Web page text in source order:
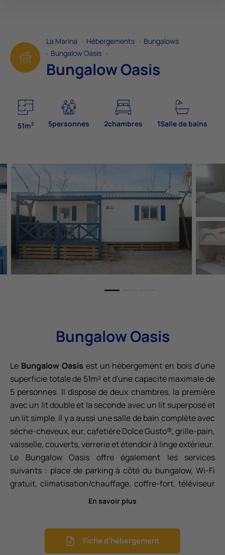
La Marina · Hébergements · Bungalows
· Bungalow Oasis ·
Bungalow Oasis
51m2 5personnes 2chambres 1Salle de bains
Bungalow Oasis
Le Bungalow Oasis est un hébergement en bois d'une
superficie totale de 51m² et d'une capacité maximale de
5 personnes. Il dispose de deux chambres, la première
avec un lit double et la seconde avec un lit superposé et
un lit simple. Il y a aussi une salle de bain complète avec
sèche-cheveux, eur, cafetière Dolce Gusto®, grille-pain,
vaisselle, couverts, verrerie et étendoir à linge extérieur.
Le Bungalow Oasis offre également les services
suivants : place de parking à côté du bungalow, Wi-Fi
gratuit, climatisation/chauffage, coffre-fort, téléviseur
de 43’, draps inclus (nettoyage hebdomadaire inclus à
partir de 8 nuits de séjour avec changement de draps),
jours à partir de 4 nuits de séjour), plaque
vitrocéramique, micro-ondes, réfrigérateur, cafetière
En savoir plus
Fiche d’hébergement